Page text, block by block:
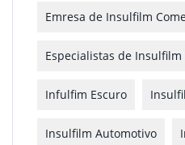
Emresa de Insulfilm
Especialistas de Insulfilm
Infulfim Escuro
Insulfilm Automotivo